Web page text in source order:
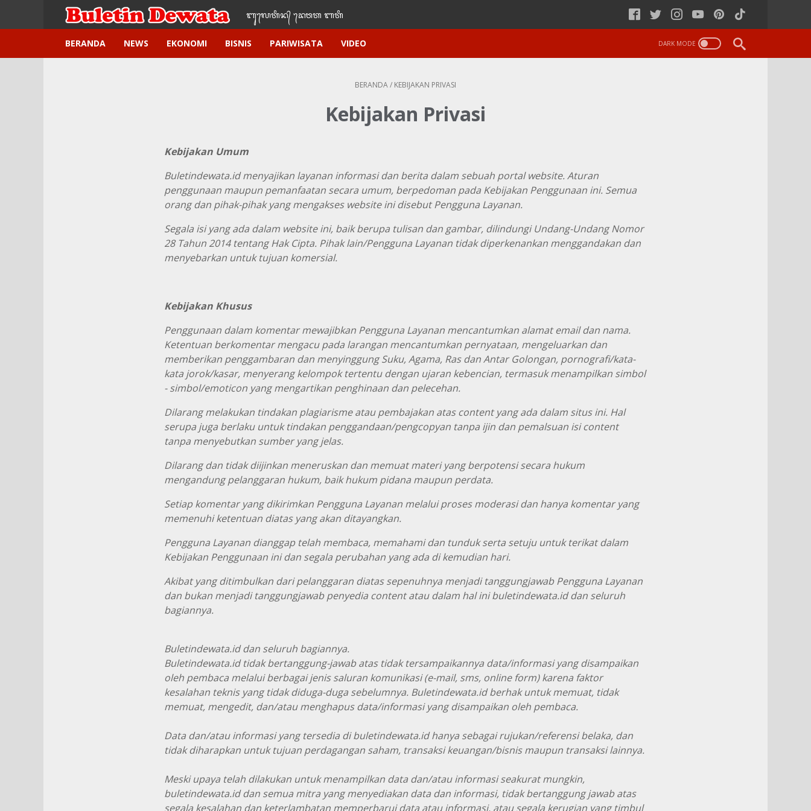
ᬩᬸ᭢ᬮᬢᬶᬦ᭄‌ ᭢ᬤᬯᬢ‌‌‌ ᬩᬢᬶ
BERANDA NEWS EKONOMI BISNIS PARIWISATA VIDEO
BERANDA/ KEBIJAKAN PRIVASI
Kebijakan Privasi
Kebijakan Umum
Buletindewata.id menyajikan layanan informasi dan berita dalam sebuah portal website. Aturan
penggunaan maupun pemanfaatan secara umum, berpedoman pada Kebijakan Penggunaan ini. Semua
orang dan pihak-pihak yang mengakses website ini disebut Pengguna Layanan.
Segala isi yang ada dalam website ini, baik berupa tulisan dan gambar, dilindungi Undang-Undang Nomor
28 Tahun 2014 tentang Hak Cipta. Pihak lain/Pengguna Layanan tidak diperkenankan menggandakan dan
menyebarkan untuk tujuan komersial.
Kebijakan Khusus
Penggunaan dalam komentar mewajibkan Pengguna Layanan mencantumkan alamat email dan nama.
Ketentuan berkomentar mengacu pada larangan mencantumkan pernyataan, mengeluarkan dan
memberikan penggambaran dan menyinggung Suku, Agama, Ras dan Antar Golongan, pornografi/kata-
kata jorok/kasar, menyerang kelompok tertentu dengan ujaran kebencian, termasuk menampilkan simbol
- simbol/emoticon yang mengartikan penghinaan dan pelecehan.
Dilarang melakukan tindakan plagiarisme atau pembajakan atas content yang ada dalam situs ini. Hal
serupa juga berlaku untuk tindakan penggandaan/pengcopyan tanpa ijin dan pemalsuan isi content
tanpa menyebutkan sumber yang jelas.
Dilarang dan tidak diijinkan meneruskan dan memuat materi yang berpotensi secara hukum
mengandung pelanggaran hukum, baik hukum pidana maupun perdata.
Setiap komentar yang dikirimkan Pengguna Layanan melalui proses moderasi dan hanya komentar yang
memenuhi ketentuan diatas yang akan ditayangkan.
Pengguna Layanan dianggap telah membaca, memahami dan tunduk serta setuju untuk terikat dalam
Kebijakan Penggunaan ini dan segala perubahan yang ada di kemudian hari.
Akibat yang ditimbulkan dari pelanggaran diatas sepenuhnya menjadi tanggungjawab Pengguna Layanan
dan bukan menjadi tanggungjawab penyedia content atau dalam hal ini buletindewata.id dan seluruh
bagiannya.
Buletindewata.id dan seluruh bagiannya.
Buletindewata.id tidak bertanggung-jawab atas tidak tersampaikannya data/informasi yang disampaikan
oleh pembaca melalui berbagai jenis saluran komunikasi (e-mail, sms, online form) karena faktor
kesalahan teknis yang tidak diduga-duga sebelumnya. Buletindewata.id berhak untuk memuat, tidak
memuat, mengedit, dan/atau menghapus data/informasi yang disampaikan oleh pembaca.
Data dan/atau informasi yang tersedia di buletindewata.id hanya sebagai rujukan/referensi belaka, dan
tidak diharapkan untuk tujuan perdagangan saham, transaksi keuangan/bisnis maupun transaksi lainnya.
Meski upaya telah dilakukan untuk menampilkan data dan/atau informasi seakurat mungkin,
buletindewata.id dan semua mitra yang menyediakan data dan informasi, tidak bertanggung jawab atas
segala kesalahan dan keterlambatan memperbarui data atau informasi, atau segala kerugian yang timbul